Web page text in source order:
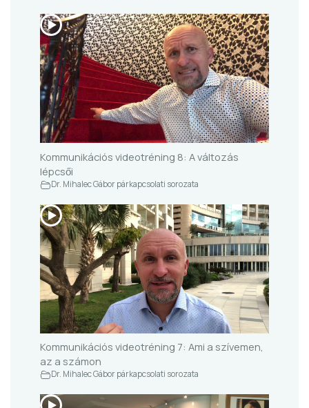
Kommunikációs videotréning 8: A változás
lépcsői
Dr. Mihalec Gábor párkapcsolati sorozata
Kommunikációs videotréning 7: Ami a szívemen,
az a számon
Dr. Mihalec Gábor párkapcsolati sorozata